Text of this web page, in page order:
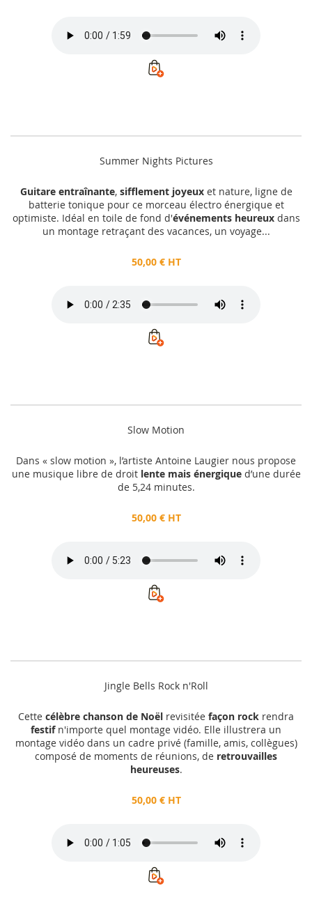
Summer Nights Pictures
Guitare entraînante, sifflement joyeuxet nature, ligne de
batterie tonique pour ce morceau électro énergique et
optimiste. Idéal en toile de fond d'événements heureuxdans
un montage retraçant des vacances, un voyage...
50,00 € HT
Slow Motion
Dans « slow motion », l’artiste Antoine Laugier nous propose
une musique libre de droitlente mais énergiqued’une durée
de 5,24 minutes.
50,00 € HT
Jingle Bells Rock n'Roll
Cette célèbre chanson de Noël revisitée façon rock rendra
festif n'importe quel montage vidéo. Elle illustrera un
montage vidéo dans un cadre privé (famille, amis, collègues)
composé de moments de réunions, de retrouvailles
heureuses.
50,00 € HT